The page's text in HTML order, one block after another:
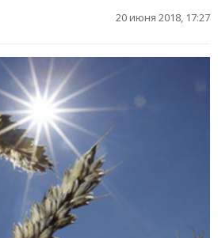
20 июня 2018, 17:27